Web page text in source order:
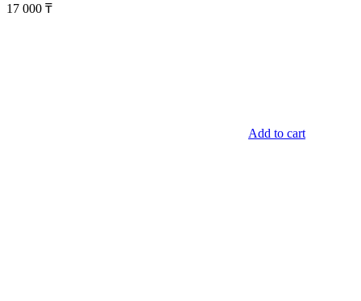
17 000 ₸
Add to cart